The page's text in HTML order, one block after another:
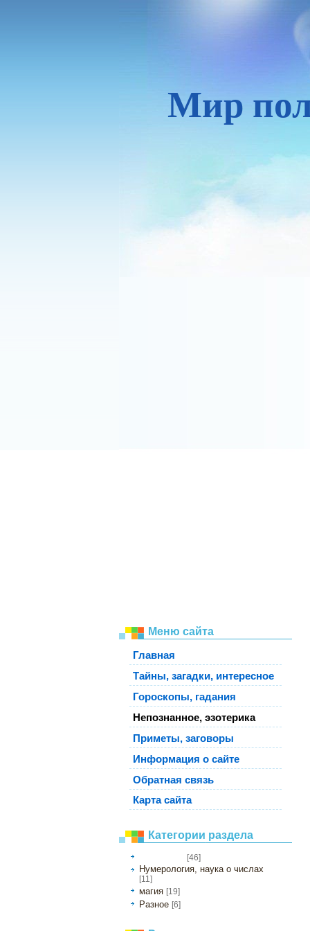
Мир
Меню сайта
Главная
Тайны, загадки, интересное
Гороскопы, гадания
Непознанное, эзотерика
Приметы, заговоры
Информация о сайте
Обратная связь
Карта сайта
Категории раздела
[46]
Нумерология, наука о числах
[11]
магия [19]
Разное [6]